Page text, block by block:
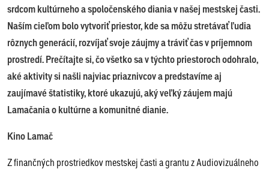
srdcom kultúrneho a spoločenského diania v našej mestskej časti.
Naším cieľom bolo vytvoriť priestor, kde sa môžu stretávať ľudia
rôznych generácií, rozvíjať svoje záujmy a tráviť čas v príjemnom
prostredí. Prečítajte si, čo všetko sa v týchto priestoroch odohralo,
aké aktivity si našli najviac priaznivcov a predstavíme aj
zaujímavé štatistiky, ktoré ukazujú, aký veľký záujem majú
Lamačania o kultúrne a komunitné dianie.
Kino Lamač
Z finančných prostriedkov mestskej časti a grantu z Audiovizuálneho